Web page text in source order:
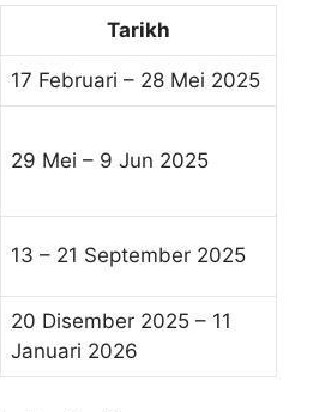
Tarikh
17 Februari – 28 Mei 2025
29 Mei – 9 Jun 2025
13 – 21 September 2025
20 Disember 2025 – 11
Januari 2026